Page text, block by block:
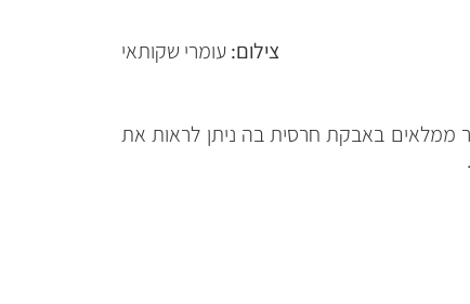
צילום:עומרי שקותאי
ממלאים באבקת חרסית בה ניתן לראות את